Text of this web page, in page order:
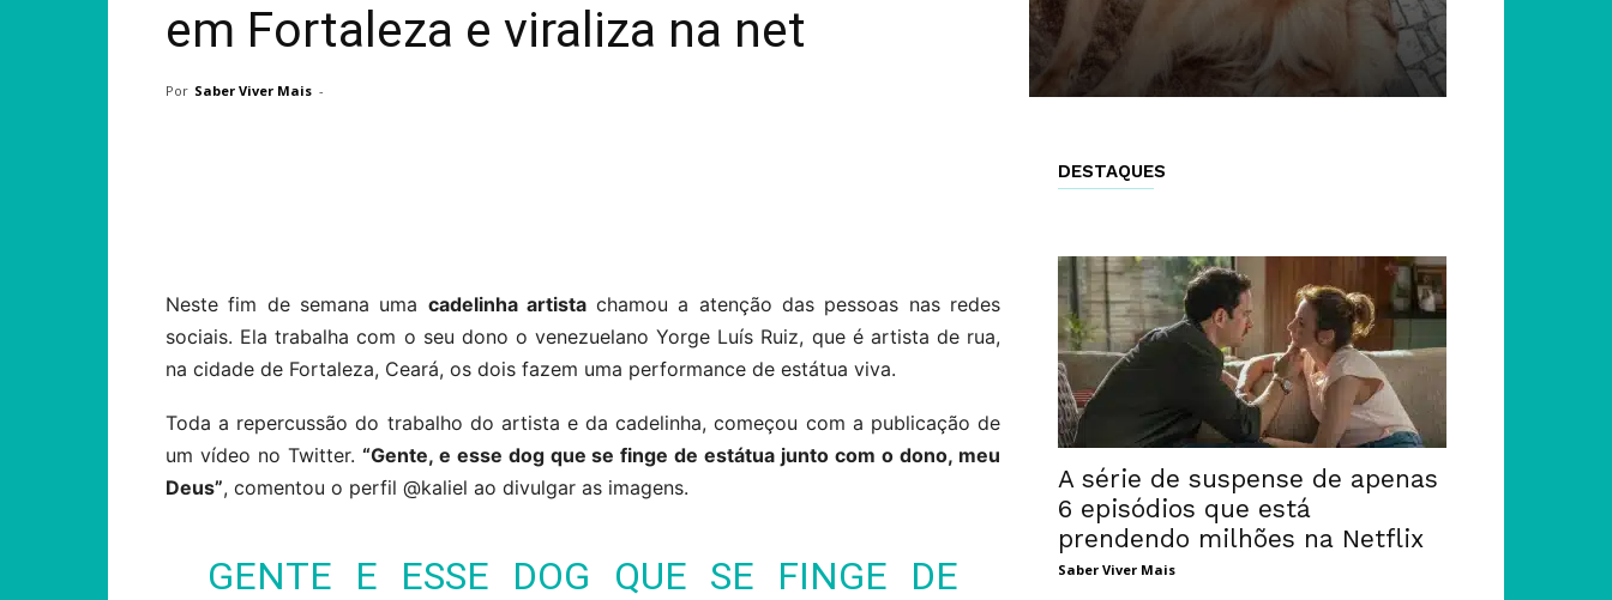
em Fortaleza e viraliza na net
Por Saber Viver Mais -
Neste fim de semana uma cadelinha artistachamou a atenção das pessoas nas redes
sociais. Ela trabalha com o seu dono o venezuelano Yorge Luís Ruiz, que é artista de rua,
na cidade de Fortaleza, Ceará, os dois fazem uma performance de estátua viva.
Toda a repercussão do trabalho do artista e da cadelinha, começou com a publicação de
um vídeo no Twitter. “Gente, e esse dog que se finge de estátua junto com o dono, meu
Deus”, comentou o perfil @kaliel ao divulgar as imagens.
GENTE E ESSE DOG QUE SE FINGE DE
DESTAQUES
A série de suspense de apenas
6 episódios que está
prendendo milhões na Netflix
Saber Viver Mais